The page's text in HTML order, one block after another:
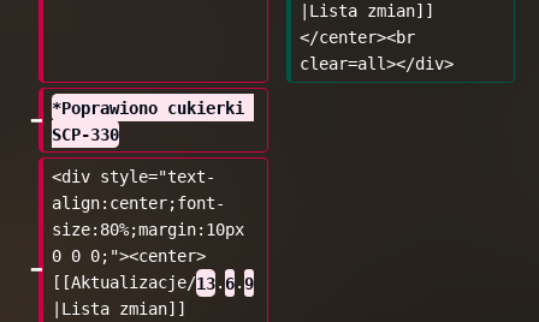
|Lista zmian]]
</center><br
clear=all></div>
*Poprawiono cukierki
SCP-330
<div style="text-
align:center;font-
size:80%;margin:10px
0 0 0;"><center>
[[Aktualizacje/13. 6.9
|Lista zmian]]